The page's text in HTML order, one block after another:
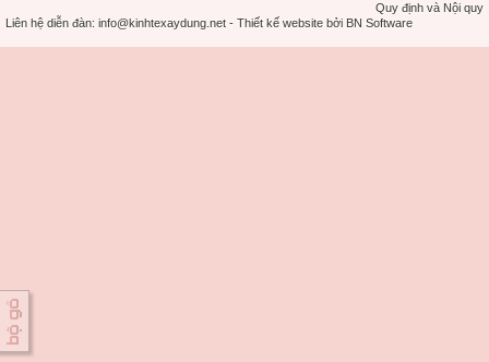
Quy định và Nội quy
Liên hệ diễn đàn: info@kinhtexaydung.net - Thiết kế website bởi BN Software